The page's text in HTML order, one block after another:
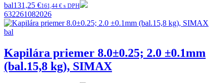
bal131,25 €161,44 € s DPH
632261082026
Kapilára priemer 8.0±0.25; 2.0 ±0.1mm
(bal.15,8 kg), SIMAX